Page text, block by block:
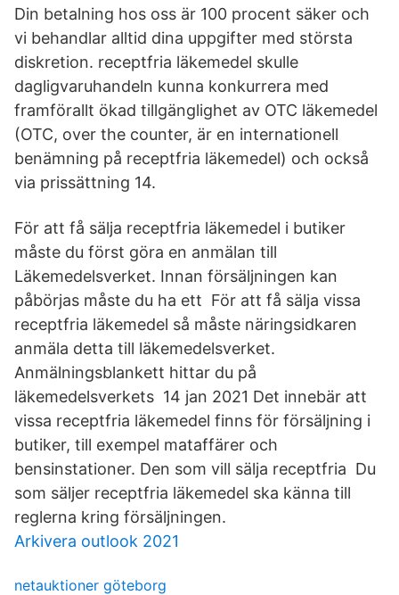
Din betalning hos oss är 100 procent säker och
vi behandlar alltid dina uppgifter med största
diskretion. receptfria läkemedel skulle
dagligvaruhandeln kunna konkurrera med
framförallt ökad tillgänglighet av OTC läkemedel
(OTC, over the counter, är en internationell
benämning på receptfria läkemedel) och också
via prissättning 14.
För att få sälja receptfria läkemedel i butiker
måste du först göra en anmälan till
Läkemedelsverket. Innan försäljningen kan
påbörjas måste du ha ett För att få sälja vissa
receptfria läkemedel så måste näringsidkaren
anmäla detta till läkemedelsverket.
Anmälningsblankett hittar du på
läkemedelsverkets 14 jan 2021 Det innebär att
vissa receptfria läkemedel finns för försäljning i
butiker, till exempel mataffärer och
bensinstationer. Den som vill sälja receptfria Du
som säljer receptfria läkemedel ska känna till
reglerna kring försäljningen.
Arkivera outlook 2021
netauktioner göteborg